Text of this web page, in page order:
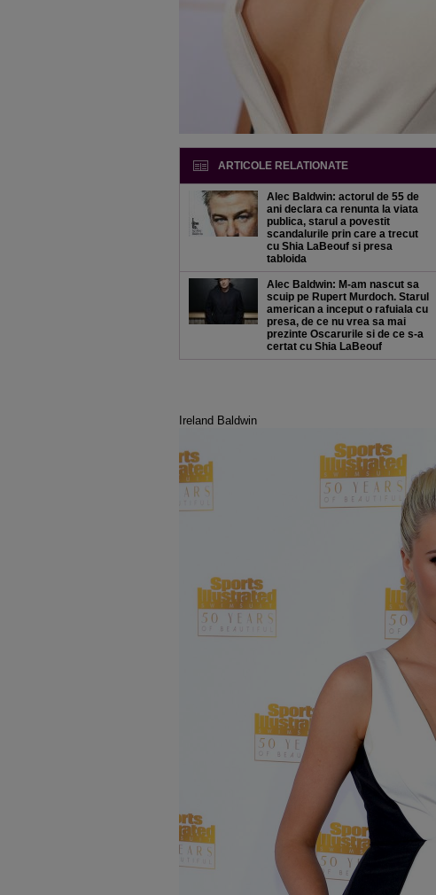
ARTICOLE RELATIONATE
Alec Baldwin: actorul de 55 de
ani declara ca renunta la viata
publica, starul a povestit
scandalurile prin care a trecut
cu Shia LaBeouf si presa
tabloida
Alec Baldwin: M-am nascut sa
scuip pe Rupert Murdoch. Starul
american a inceput o rafuiala cu
presa, de ce nu vrea sa mai
prezinte Oscarurile si de ce s-a
certat cu Shia LaBeouf
Ireland Baldwin